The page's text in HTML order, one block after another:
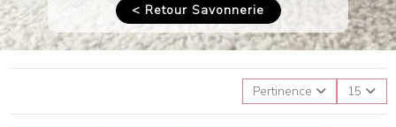
< Retour Savonnerie
Pertinence 15